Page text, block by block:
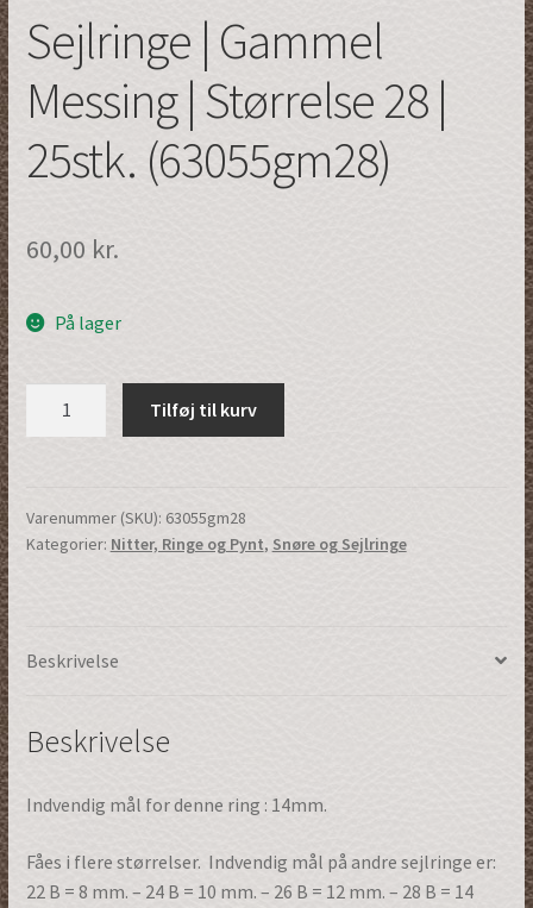
Sejlringe | Gammel
Messing | Størrelse 28 |
25stk. (63055gm28)
60,00 kr.
På lager
|
Størrelse
(63055gm28)
Tilføj til kurv
Varenummer (SKU): 63055gm28
Kategorier: Nitter, Ringe og Pynt, Snøre og Sejlringe
Beskrivelse
Beskrivelse
Indvendig mål for denne ring : 14mm.
Fåes i flere størrelser. Indvendig mål på andre sejlringe er:
22 B = 8 mm. – 24 B = 10 mm. – 26 B = 12 mm. – 28 B = 14